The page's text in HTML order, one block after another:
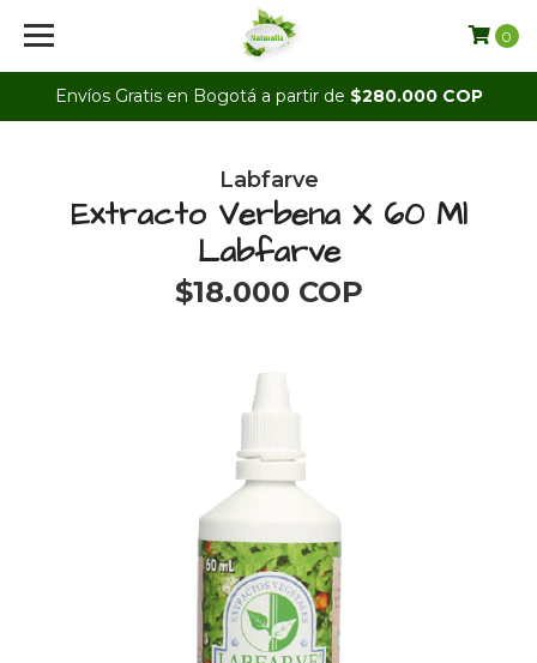
Envíos Gratis en Bogotá a partir de $280.000 COP
0
Labfarve
Extracto Verbena X 60 Ml
Labfarve
$18.000 COP